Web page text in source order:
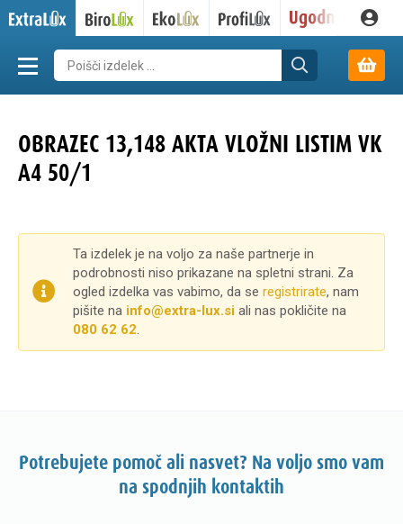
OBRAZEC 13,148 AKTA VLOŽNI LISTIM VK
A4 50/1
Ta izdelek je na voljo za naše partnerje in
podrobnosti niso prikazane na spletni strani. Za
ogled izdelka vas vabimo, da se registrirate, nam
pišite na info@extra-lux.si ali nas pokličite na
080 62 62.
Potrebujete pomoč ali nasvet? Na voljo smo vam
na spodnjih kontaktih